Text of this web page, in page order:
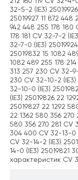
32-5-2 (IE3)
25019927 11 872 448
942 448 255 178 180
178 181 CV 32-7-2
32-7-0 (IE3)
25019832 15 1082
1082 489 255 178
313 257 230 CV 32-9-
230 CV 32-10-2 (IE3)
32-10-0 (IE3)
(IE3) 25019826 22
25019827 22 1292
22 1362 580 356 270
580 356 270 281 CV
304 400 CV 32-13-0
CV 32-14-2 (IE3)
14-0 (IE3) 25019821
характеристик CV